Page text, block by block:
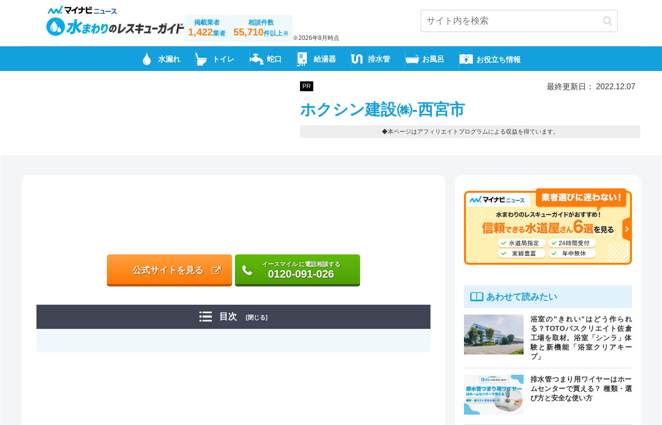
掲載業者
1,422業者
相談件数
55,710件以上※
※2026年8月時点
水漏れ トイレ 蛇口 給湯器 排水管 お風呂 お役立ち情報
PR 最終更新日： 2022.12.07
ホクシン建設㈱-西宮市
◆本ページはアフィリエイトプログラムによる収益を得ています。
公式サイトを見る
イースマイル に電話相談する
0120-091-026
目次 [閉じる]
あわせて読みたい
浴室の”きれい”はどう作られ
る？TOTOバスクリエイト佐倉
工場を取材。浴室「シンラ」体
験と新機能「浴室クリアキー
プ」
排水管つまり用ワイヤーはホー
ムセンターで買える？ 種類・選
び方と安全な使い方